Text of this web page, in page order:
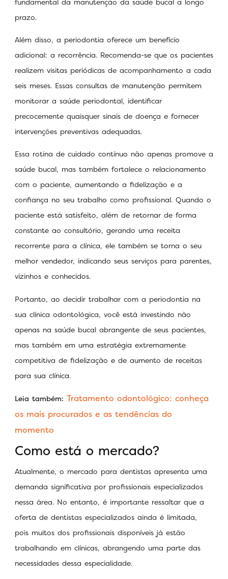
prazo.
Além disso, a periodontia oferece um benefício
adicional: a recorrência. Recomenda-se que os pacientes
realizem visitas periódicas de acompanhamento a cada
seis meses. Essas consultas de manutenção permitem
monitorar a saúde periodontal, identificar
precocemente quaisquer sinais de doença e fornecer
intervenções preventivas adequadas.
Essa rotina de cuidado contínuo não apenas promove a
saúde bucal, mas também fortalece o relacionamento
com o paciente, aumentando a fidelização e a
confiança no seu trabalho como profissional. Quando o
paciente está satisfeito, além de retornar de forma
constante ao consultório, gerando uma receita
recorrente para a clínica, ele também se torna o seu
melhor vendedor, indicando seus serviços para parentes,
vizinhos e conhecidos.
Portanto, ao decidir trabalhar com a periodontia na
sua clínica odontológica, você está investindo não
apenas na saúde bucal abrangente de seus pacientes,
mas também em uma estratégia extremamente
competitiva de fidelização e de aumento de receitas
para sua clínica.
Leia também: Tratamento odontológico: conheça
os mais procurados e as tendências do
momento
Como está o mercado?
Atualmente, o mercado para dentistas apresenta uma
demanda significativa por profissionais especializados
nessa área. No entanto, é importante ressaltar que a
oferta de dentistas especializados ainda é limitada,
pois muitos dos profissionais disponíveis já estão
trabalhando em clínicas, abrangendo uma parte das
necessidades dessa especialidade.